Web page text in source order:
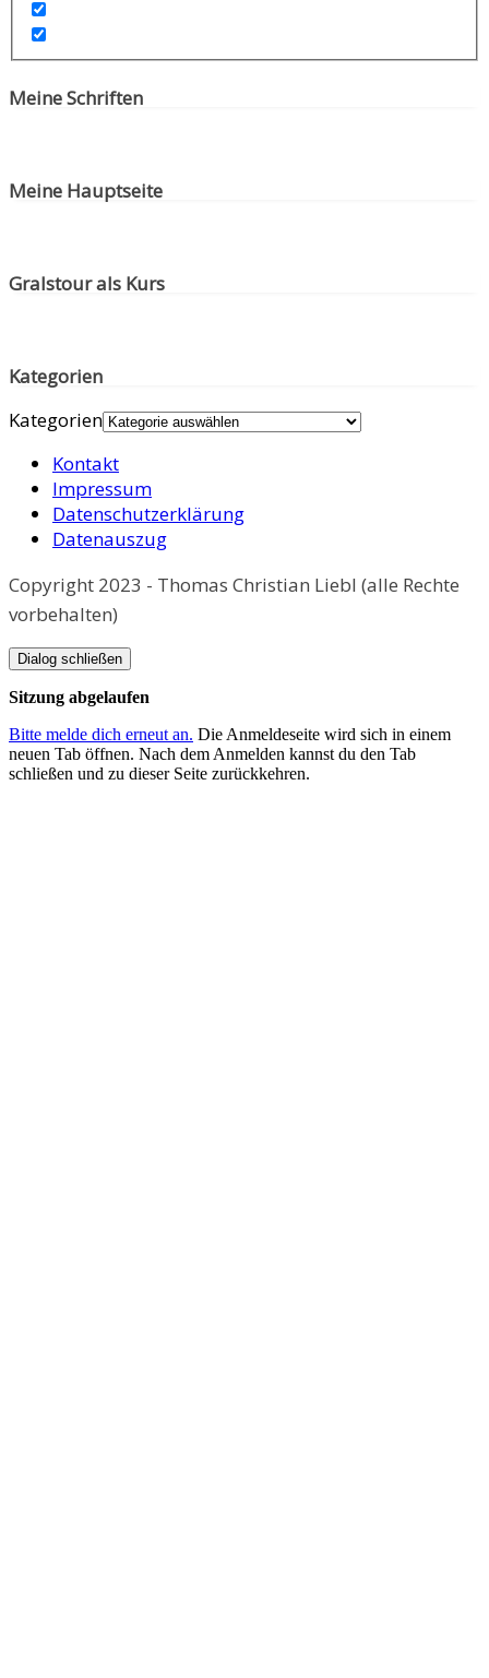
Meine Schriften
Meine Hauptseite
Gralstour als Kurs
Kategorien
Kategorien
Kontakt
Impressum
Datenschutzerklärung
Datenauszug
Copyright 2023 - Thomas Christian Liebl (alle Rechte
vorbehalten)
Dialog schließen
Sitzung abgelaufen
Bitte melde dich erneut an. Die Anmeldeseite wird sich in einem
neuen Tab öffnen. Nach dem Anmelden kannst du den Tab
schließen und zu dieser Seite zurückkehren.